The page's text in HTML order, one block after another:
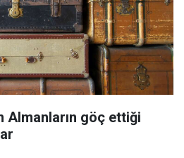
Almanların göç ettiği